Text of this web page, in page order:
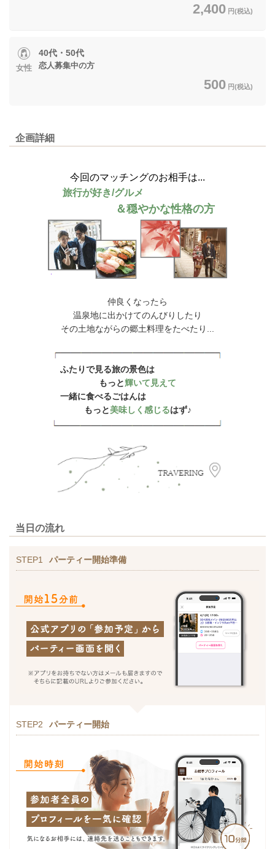
2,400 円(税込)
女性
40代・50代
恋人募集中の方
500 円(税込)
企画詳細
今回のマッチングのお相手は...
旅行が好き/グルメ
＆穏やかな性格の方
仲良くなったら
温泉地に出かけてのんびりしたり
その土地ながらの郷土料理をたべたり...
ふたりで見る旅の景色は
もっと輝いて見えて
一緒に食べるごはんは
もっと美味しく感じるはず♪
当日の流れ
STEP1 パーティー開始準備
STEP2 パーティー開始